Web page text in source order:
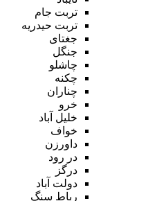
تربت جام
تربت حیدریه
جغتای
جنگل
چاشلو
چکنه
چناران
خرو
خلیل آباد
خواف
داورزن
در رود
درگز
دولت آباد
رباط سنگ